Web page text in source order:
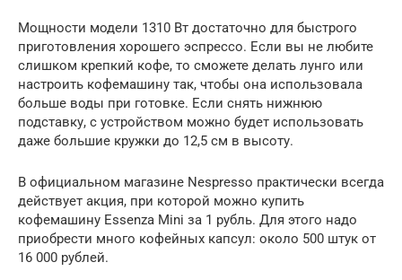
Мощности модели 1310 Вт достаточно для быстрого
приготовления хорошего эспрессо. Если вы не любите
слишком крепкий кофе, то сможете делать лунго или
настроить кофемашину так, чтобы она использовала
больше воды при готовке. Если снять нижнюю
подставку, с устройством можно будет использовать
даже большие кружки до 12,5 см в высоту.
В официальном магазине Nespresso практически всегда
действует акция, при которой можно купить
кофемашину Essenza Mini за 1 рубль. Для этого надо
приобрести много кофейных капсул: около 500 штук от
16 000 рублей.